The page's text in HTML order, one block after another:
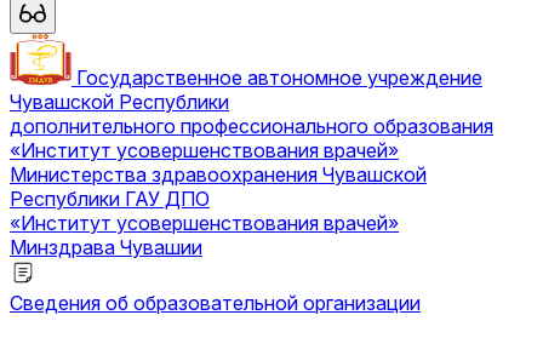
Государственное автономное учреждение
Чувашской Республики
дополнительного профессионального образования
«Институт усовершенствования врачей»
Министерства здравоохранения Чувашской
Республики ГАУ ДПО
«Институт усовершенствования врачей»
Минздрава Чувашии
Сведения об образовательной организации